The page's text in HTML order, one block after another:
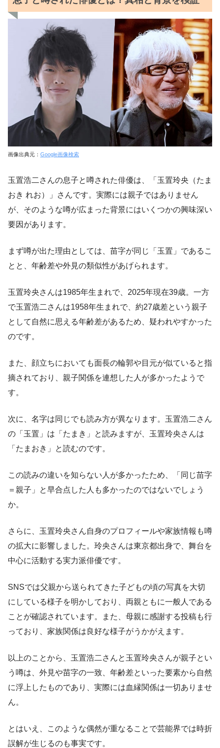
画像出典元： Google画像検索
玉置浩二さんの息子と噂された俳優は、「玉置玲央（たま
おき れお）」さんです。実際には親子ではありません
が、そのような噂が広まった背景にはいくつかの興味深い
要因があります。
まず噂が出た理由としては、苗字が同じ「玉置」であるこ
とと、年齢差や外見の類似性があげられます。
玉置玲央さんは1985年生まれで、2025年現在39歳。一方
で玉置浩二さんは1958年生まれで、約27歳差という親子
として自然に思える年齢差があるため、疑われやすかった
のです。
また、顔立ちにおいても面長の輪郭や目元が似ていると指
摘されており、親子関係を連想した人が多かったようで
す。
次に、名字は同じでも読み方が異なります。玉置浩二さん
の「玉置」は「たまき」と読みますが、玉置玲央さんは
「たまおき」と読むのです。
この読みの違いを知らない人が多かったため、「同じ苗字
＝親子」と早合点した人も多かったのではないでしょう
か。
さらに、玉置玲央さん自身のプロフィールや家族情報も噂
の拡大に影響しました。玲央さんは東京都出身で、舞台を
中心に活動する実力派俳優です。
SNSでは父親から送られてきた子どもの頃の写真を大切
にしている様子を明かしており、両親ともに一般人である
ことが確認されています。また、母親に感謝する投稿も行
っており、家族関係は良好な様子がうかがえます。
以上のことから、玉置浩二さんと玉置玲央さんが親子とい
う噂は、外見や苗字の一致、年齢差といった要素から自然
に浮上したものであり、実際には血縁関係は一切ありませ
ん。
とはいえ、このような偶然が重なることで芸能界では時折
誤解が生じるのも事実です。